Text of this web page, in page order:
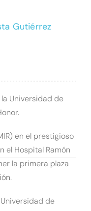
Gutiérrez
Universidad de
en el prestigioso
el Hospital Ramón
la primera plaza
de